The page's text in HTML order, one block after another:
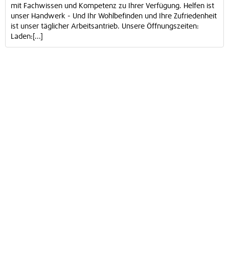
mit Fachwissen und Kompetenz zu Ihrer Verfügung. Helfen ist
unser Handwerk - Und Ihr Wohlbefinden und Ihre Zufriedenheit
ist unser täglicher Arbeitsantrieb. Unsere Öffnungszeiten:
Laden:[...]